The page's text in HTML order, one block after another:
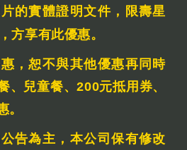
的實體證明文件，限壽星
，方享有此優惠。
，恕不與其他優惠再同時
、兒童餐、200元抵用券、
。
告為主，本公司保有修改